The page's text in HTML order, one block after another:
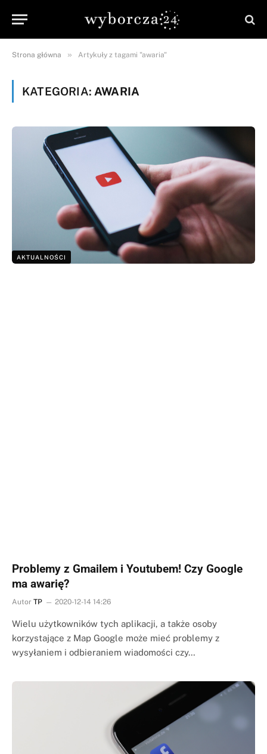
Strona główna » Artykuły z tagami "awaria"
KATEGORIA: AWARIA
AKTUALNOŚCI
Problemy z Gmailem i Youtubem! Czy Google
ma awarię?
Autor TP 2020-12-14 14:26
Wielu użytkowników tych aplikacji, a także osoby
korzystające z Map Google może mieć problemy z
wysyłaniem i odbieraniem wiadomości czy…